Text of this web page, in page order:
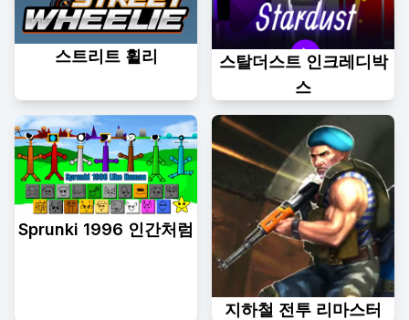
스트리트 휠리
스탈더스트 인크레디박
스
Sprunki 1996 인간처럼
지하철 전투 리마스터